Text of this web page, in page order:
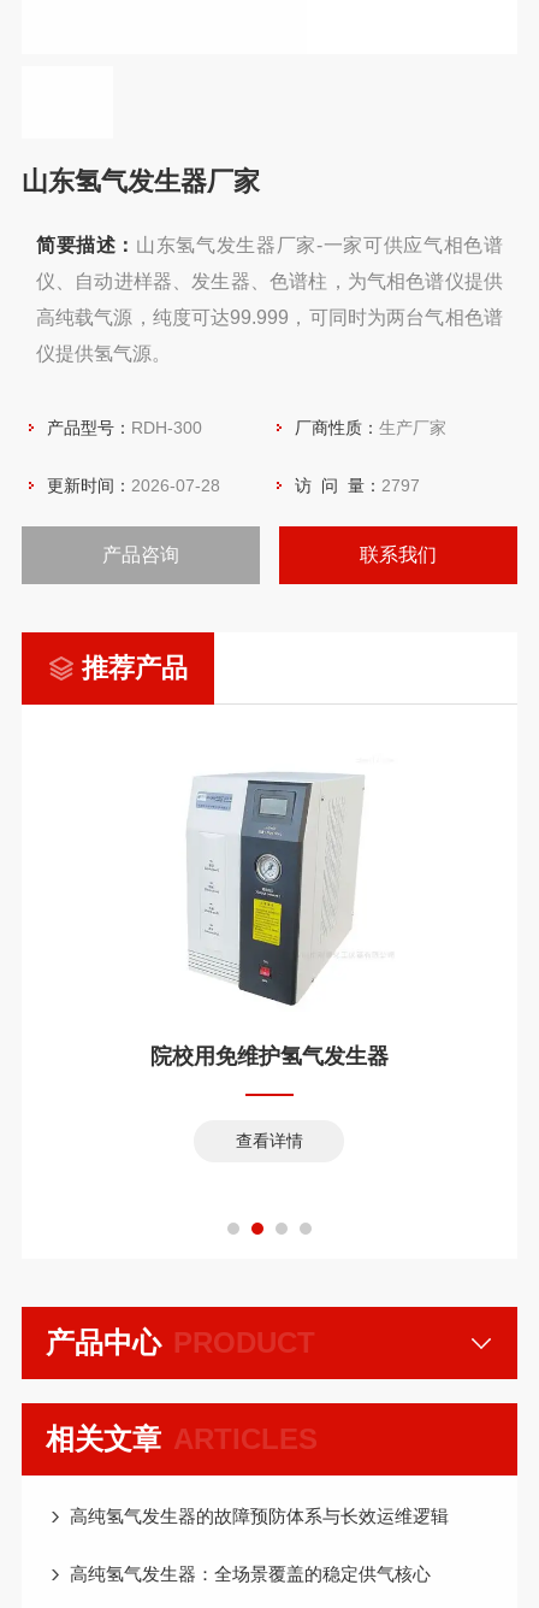
山东氢气发生器厂家
简要描述： 山东氢气发生器厂家-一家可供应气相色谱
仪、自动进样器、发生器、色谱柱，为气相色谱仪提供
高纯载气源，纯度可达99.999，可同时为两台气相色谱
仪提供氢气源。
产品型号： RDH-300 厂商性质： 生产厂家
更新时间： 2026-07-28 访 问 量： 2797
产品咨询 联系我们
推荐产品
院校用免维护氢气发生器
查看详情
PRODUCT
产品中心
ARTICLES
相关文章
高纯氢气发生器的故障预防体系与长效运维逻辑
高纯氢气发生器：全场景覆盖的稳定供气核心